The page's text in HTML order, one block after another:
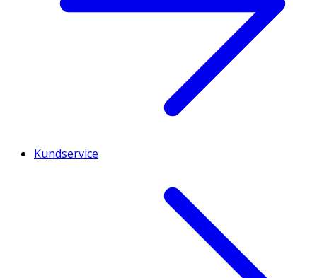
Kundservice